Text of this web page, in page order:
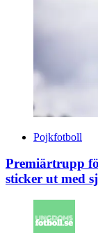
Pojkfotboll
Premiärtrupp
sticker ut med